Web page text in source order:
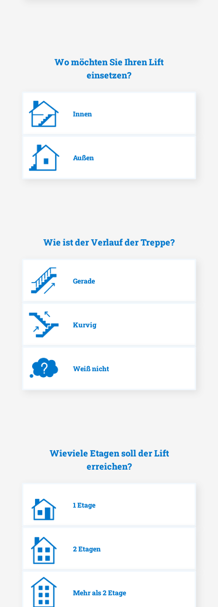
Wo möchten Sie Ihren Lift
einsetzen?
Innen
Außen
Wie ist der Verlauf der Treppe?
Gerade
Kurvig
Weiß nicht
Wieviele Etagen soll der Lift
erreichen?
1 Etage
2 Etagen
Mehr als 2 Etage